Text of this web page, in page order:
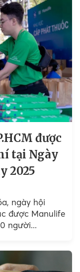
được
tại Ngày
2025
ngày hội
được Manulife
người...